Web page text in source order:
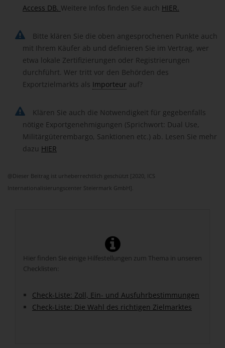
Access DB. Weitere Infos finden Sie auch HIER.
Bitte klären Sie die oben angesprochenen Punkte auch
mit Ihrem Käufer ab und definieren Sie im Vertrag, wer
etwa lokale Zertifizierungen oder Registrierungen
durchführt. Wer tritt vor den Behörden des
Exportzielmarkts als Importeur auf?
Klären Sie auch die Notwendigkeit für gegebenfalls
nötige Exportgenehmigungen (Sprichwort: Dual Use,
Militärgüterembargo, Sanktionen etc.) ab. Lesen Sie mehr
dazu HIER
@Dieser Beitrag ist urheberrechtlich geschützt [2020, ICS
Internationalisierungscenter Steiermark GmbH].
Hier finden Sie einige Hilfestellungen zum Thema in unseren
Checklisten:
Check-Liste: Zoll, Ein- und Ausfuhrbestimmungen
Check-Liste: Die Wahl des richtigen Zielmarktes